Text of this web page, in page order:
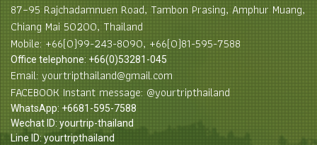
87–95 Rajchadamnuen Road, Tambon Prasing, Amphur Muang,
Chiang Mai 50200, Thailand
Mobile: +66(0)99-243-8090, +66(0)81-595-7588
Office telephone: +66(0)53281-045
Email: yourtripthailand@gmail.com
FACEBOOK Instant message: @yourtripthailand
WhatsApp: +6681-595-7588
Wechat ID: yourtrip-thailand
Line ID: yourtripthailand